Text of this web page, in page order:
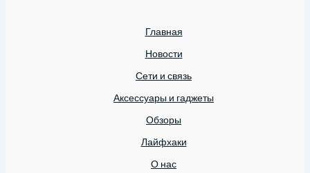
Главная
Новости
Сети и связь
Аксессуары и гаджеты
Обзоры
Лайфхаки
О нас